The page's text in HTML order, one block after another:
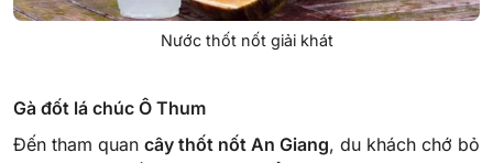
Nước thốt nốt giải khát
Gà đốt lá chúc Ô Thum
Đến tham quan cây thốt nốt An Giang, du khách chớ bỏ